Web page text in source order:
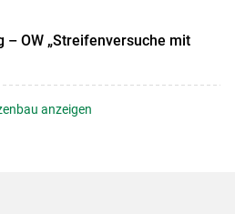
– OW „Streifenversuche mit
anzeigen